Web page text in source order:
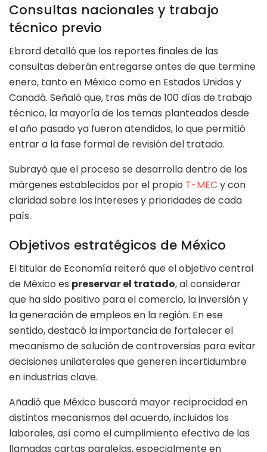
Consultas nacionales y trabajo
técnico previo
Ebrard detalló que los reportes finales de las
consultas deberán entregarse antes de que termine
enero, tanto en México como en Estados Unidos y
Canadá. Señaló que, tras más de 100 días de trabajo
técnico, la mayoría de los temas planteados desde
el año pasado ya fueron atendidos, lo que permitió
entrar a la fase formal de revisión del tratado.
Subrayó que el proceso se desarrolla dentro de los
márgenes establecidos por el propio T-MEC y con
claridad sobre los intereses y prioridades de cada
país.
Objetivos estratégicos de México
El titular de Economía reiteró que el objetivo central
de México es preservar el tratado, al considerar
que ha sido positivo para el comercio, la inversión y
la generación de empleos en la región. En ese
sentido, destacó la importancia de fortalecer el
mecanismo de solución de controversias para evitar
decisiones unilaterales que generen incertidumbre
en industrias clave.
Añadió que México buscará mayor reciprocidad en
distintos mecanismos del acuerdo, incluidos los
laborales, así como el cumplimiento efectivo de las
llamadas cartas paralelas, especialmente en